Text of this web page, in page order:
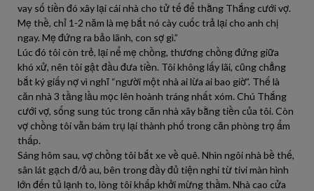
vay số tiền đó xây lại cái nhà cho tử tế để thằng Thắng cưới vợ.
Mẹ thề, chỉ 1-2 năm là mẹ bắt nó cày cuốc trả lại cho anh chị
ngay. Mẹ đứng ra bảo lãnh, con sợ gì.”
Lúc đó tôi còn trẻ, lại nể mẹ chồng, thương chồng đứng giữa
khó xử, nên tôi gật đầu đưa tiền. Tôi không lấy lãi, cũng chẳng
bắt ký giấy nợ vì nghĩ “người một nhà ai lừa ai bao giờ”. Thế là
căn nhà 3 tầng lầu mọc lên hoành tráng nhất xóm. Chú Thắng
cưới vợ, sống sung túc trong căn nhà xây bằng tiền của tôi. Còn
vợ chồng tôi vẫn bám trụ lại thành phố trong căn phòng trọ ẩm
thấp.
Sáng hôm sau, vợ chồng tôi bắt xe về quê. Nhìn ngôi nhà bề thế,
sân lát gạch đ/ỏ au, bên trong đầy đủ tiện nghi từ tivi màn hình
lớn đến tủ lạnh to, lòng tôi khấp khởi mừng thầm. Nhà cao cửa